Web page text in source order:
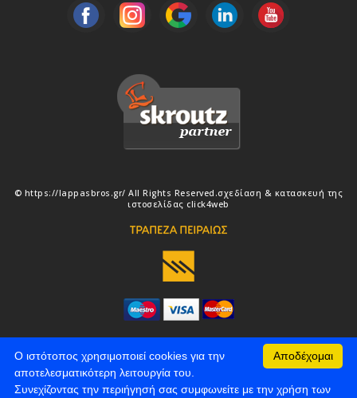
© https://lappasbros.gr/ All Rights Reserved.σχεδίαση & κατασκευή της
ιστοσελίδας click4web
Αποδέχομαι
Ο ιστότοπος χρησιμοποιεί cookies για την
αποτελεσματικότερη λειτουργία του.
Συνεχίζοντας την περιήγησή σας συμφωνείτε με την χρήση των